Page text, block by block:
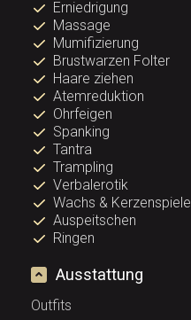
Erniedrigung
Massage
Mumifizierung
Brustwarzen Folter
Haare ziehen
Atemreduktion
Ohrfeigen
Spanking
Tantra
Trampling
Verbalerotik
Wachs & Kerzenspiele
Auspeitschen
Ringen
Ausstattung
Outfits